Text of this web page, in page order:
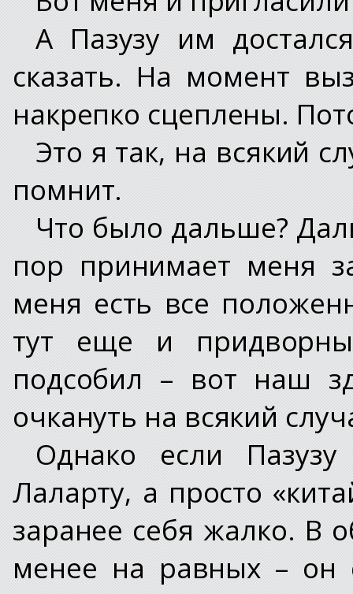
А Пазузу им
сказать. На момент
накрепко сцеплены.
Это я так, на всякий
помнит.
Что было дальше?
пор принимает меня
меня есть все
тут еще и
подсобил – вот наш
очкануть на всякий
Однако если
Лаларту, а просто
заранее себя жалко.
менее на равных – он